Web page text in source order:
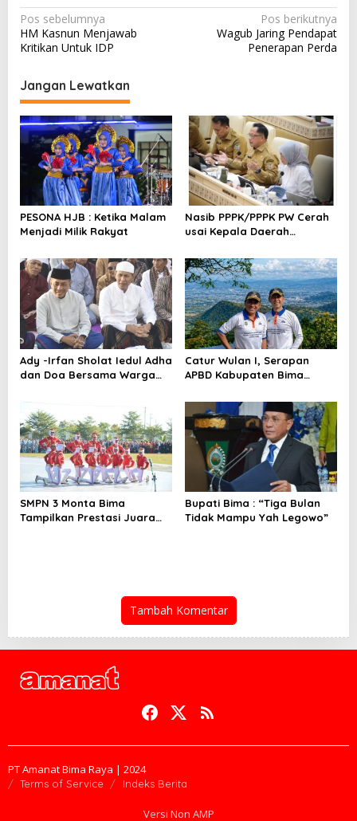
N
a
i
g
a
i
p
o
Pos sebelumnya
HM Kasnun Menjawab
Kritikan Untuk IDP
Pos berikutnya
Wagub Jaring Pendapat
Penerapan Perda
Jangan Lewatkan
PESONA HJB : Ketika Malam
Menjadi Milik Rakyat
Nasib PPPK/PPPK PW Cerah
usai Kepala Daerah
RB dan DPR RI
Ady -Irfan Sholat Iedul Adha
dan Doa Bersama Warga
Catur Wulan I, Serapan
APBD Kabupaten Bima
SMPN 3 Monta Bima
Tampilkan Prestasi Juara
Bupati Bima : “Tiga Bulan
Tidak Mampu Yah Legowo”
Tambah Komentar
PT Amanat Bima Raya | 2024
Terms of Service Indeks Berita
Versi Non AMP